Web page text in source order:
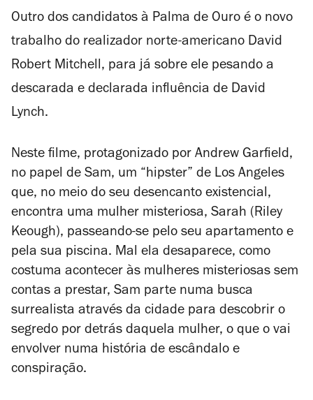
Outro dos candidatos à Palma de Ouro é o novo
trabalho do realizador norte-americano David
Robert Mitchell, para já sobre ele pesando a
descarada e declarada influência de David
Lynch.
Neste filme, protagonizado por Andrew Garfield,
no papel de Sam, um “hipster” de Los Angeles
que, no meio do seu desencanto existencial,
encontra uma mulher misteriosa, Sarah (Riley
Keough), passeando-se pelo seu apartamento e
pela sua piscina. Mal ela desaparece, como
costuma acontecer às mulheres misteriosas sem
contas a prestar, Sam parte numa busca
surrealista através da cidade para descobrir o
segredo por detrás daquela mulher, o que o vai
envolver numa história de escândalo e
conspiração.